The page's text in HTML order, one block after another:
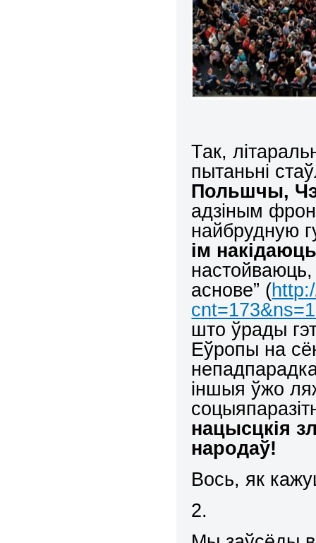
Так,
пытаньні
Польшчы,
адзіным
найбрудную
ім
настойваюць,
аснове” (
што ўрады
Еўропы на
іншыя ўжо
нацысцкія
народаў!
Вось, як
2.